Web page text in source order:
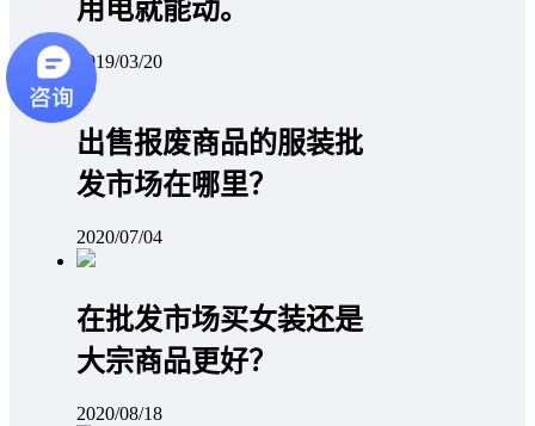
用电就能动。
2019/03/20
出售报废商品的服装批
发市场在哪里？
2020/07/04
在批发市场买女装还是
大宗商品更好？
2020/08/18